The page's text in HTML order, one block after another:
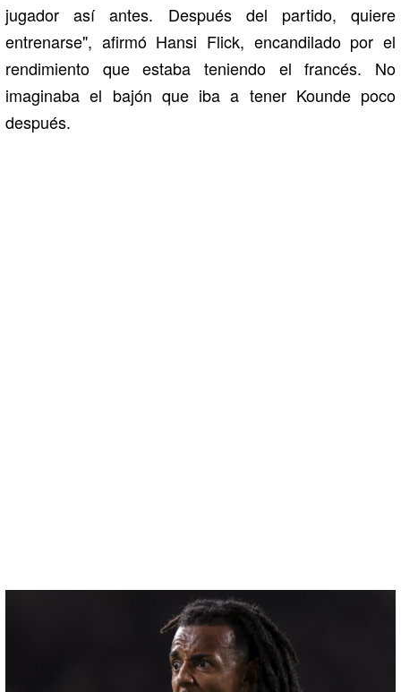
jugador así antes. Después del partido, quiere
entrenarse", afirmó Hansi Flick, encandilado por el
rendimiento que estaba teniendo el francés. No
imaginaba el bajón que iba a tener Kounde poco
después.